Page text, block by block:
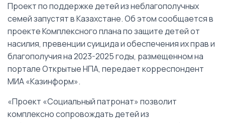
Проект по поддержке детей из неблагополучных
семей запустят в Казахстане. Об этом сообщается в
проекте Комплексного плана по защите детей от
насилия, превенции суицида и обеспечения их прав и
благополучия на 2023-2025 годы, размещенном на
портале Открытые НПА, передает корреспондент
МИА «Казинформ».
«Проект «Социальный патронат» позволит
комплексно сопровождать детей из